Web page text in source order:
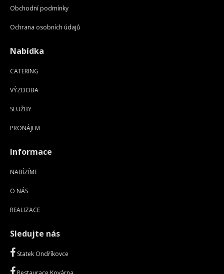
Obchodní podmínky
Ochrana osobních údajů
Nabídka
CATERING
VÝZDOBA
SLUŽBY
PRONÁJEM
Informace
NABÍZÍME
O NÁS
REALIZACE
Sledujte nás
Statek Ondříkovce